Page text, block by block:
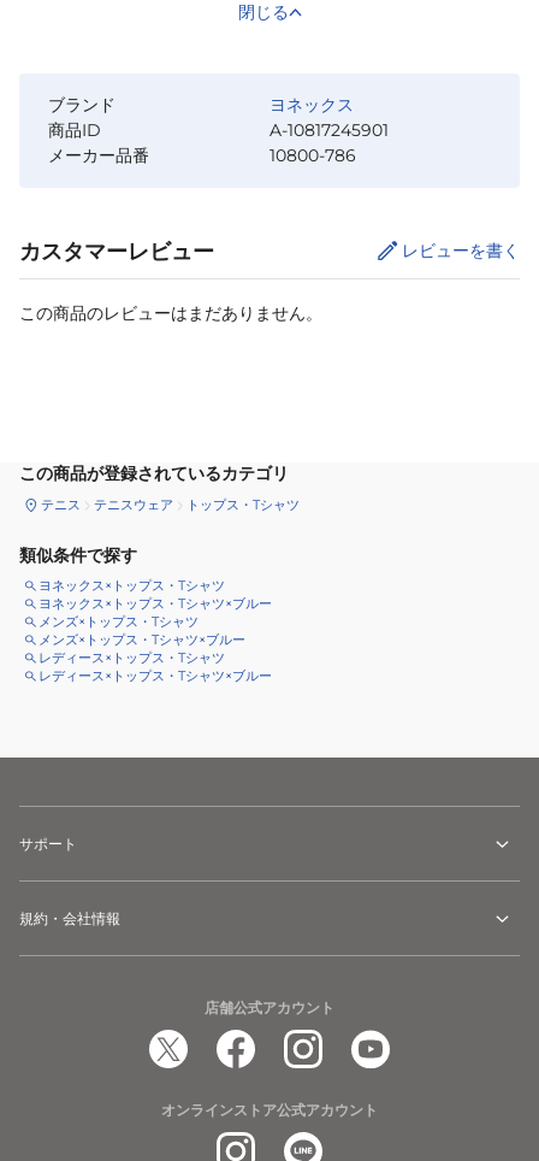
閉じる
ブランド
ヨネックス
商品ID
A-10817245901
メーカー品番
10800-786
カスタマーレビュー レビューを書く
この商品のレビューはまだありません。
この商品が登録されているカテゴリ
テニス テニスウェア トップス・Tシャツ
類似条件で探す
ヨネックス×トップス・Tシャツ
ヨネックス×トップス・Tシャツ×ブルー
メンズ×トップス・Tシャツ
メンズ×トップス・Tシャツ×ブルー
レディース×トップス・Tシャツ
レディース×トップス・Tシャツ×ブルー
サポート
規約・会社情報
店舗公式アカウント
オンラインストア公式アカウント